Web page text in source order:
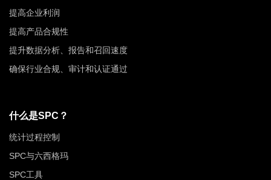
提高企业利润
提高产品合规性
提升数据分析、报告和召回速度
确保行业合规、审计和认证通过
什么是SPC？
统计过程控制
SPC与六西格玛
SPC工具